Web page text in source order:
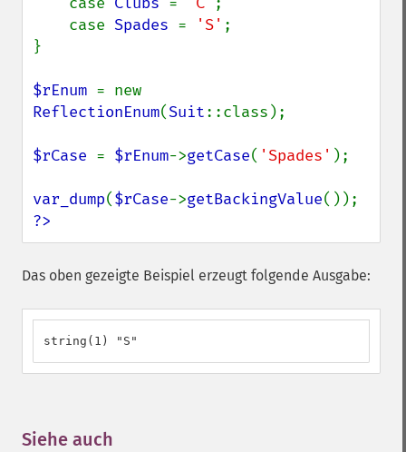
    case
Spades = 'S' ;
}
$rEnum
ReflectionEnum(Suit::class);
$rCase = $rEnum->getCase( 'Spades' );
var_dump($rCase->getBackingValue
?>
Das oben gezeigte Beispiel erzeugt folgende Ausgabe:
string(1) "S"
Siehe auch